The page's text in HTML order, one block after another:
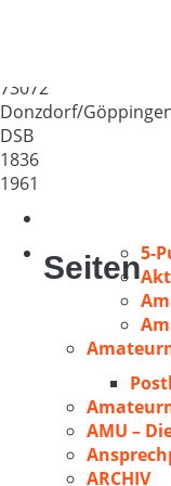
73072
Donzdorf/
DSB
1836
1961
Seiten5-
AMU –
ARCHIV